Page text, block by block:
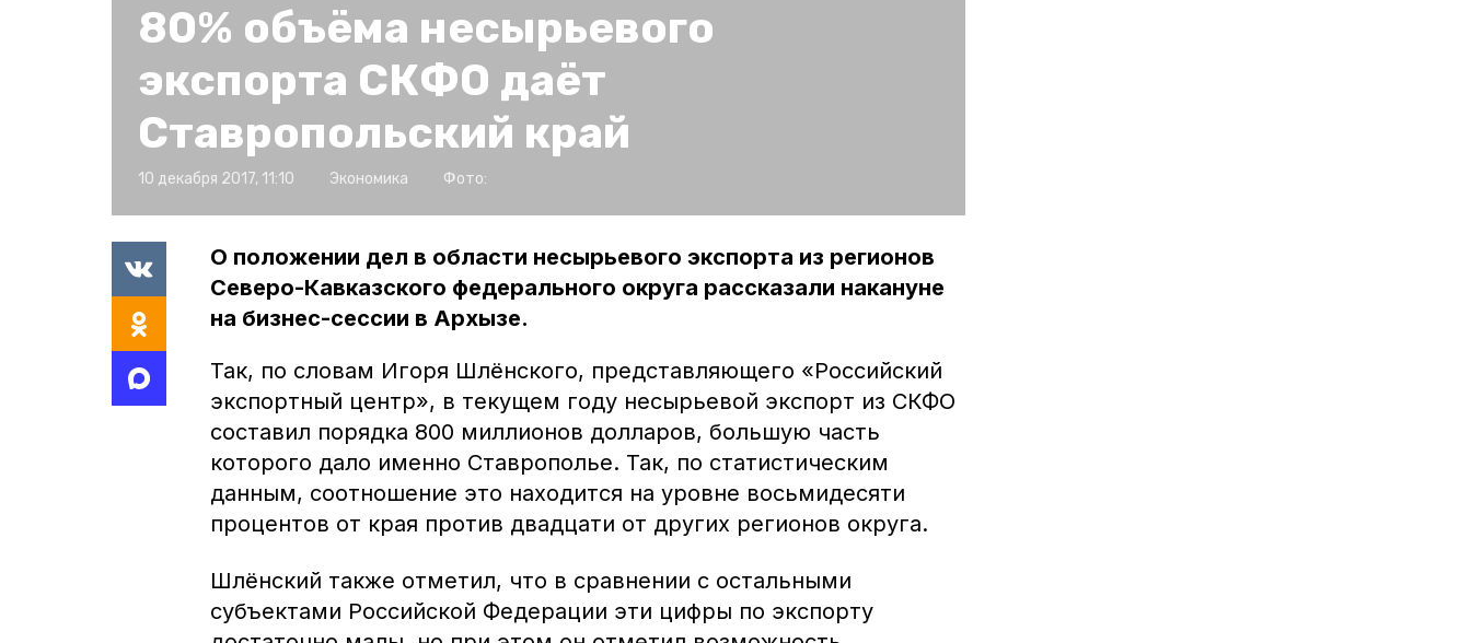
80% объёма несырьевого
экспорта СКФО даёт
Ставропольский край
10 декабря 2017, 11:10 Экономика Фото:
О положении дел в области несырьевого экспорта из регионов
Северо-Кавказского федерального округа рассказали накануне
на бизнес-сессии в Архызе.
Так, по словам Игоря Шлёнского, представляющего «Российский
экспортный центр», в текущем году несырьевой экспорт из СКФО
составил порядка 800 миллионов долларов, большую часть
которого дало именно Ставрополье. Так, по статистическим
данным, соотношение это находится на уровне восьмидесяти
процентов от края против двадцати от других регионов округа.
Шлёнский также отметил, что в сравнении с остальными
субъектами Российской Федерации эти цифры по экспорту